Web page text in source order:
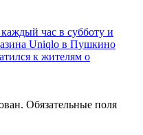
час в субботу и
Uniqlo в Пушкино
к жителям о
Обязательные поля